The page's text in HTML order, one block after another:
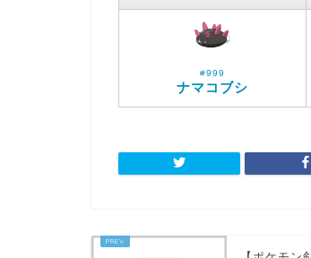
#999
ナマコブシ